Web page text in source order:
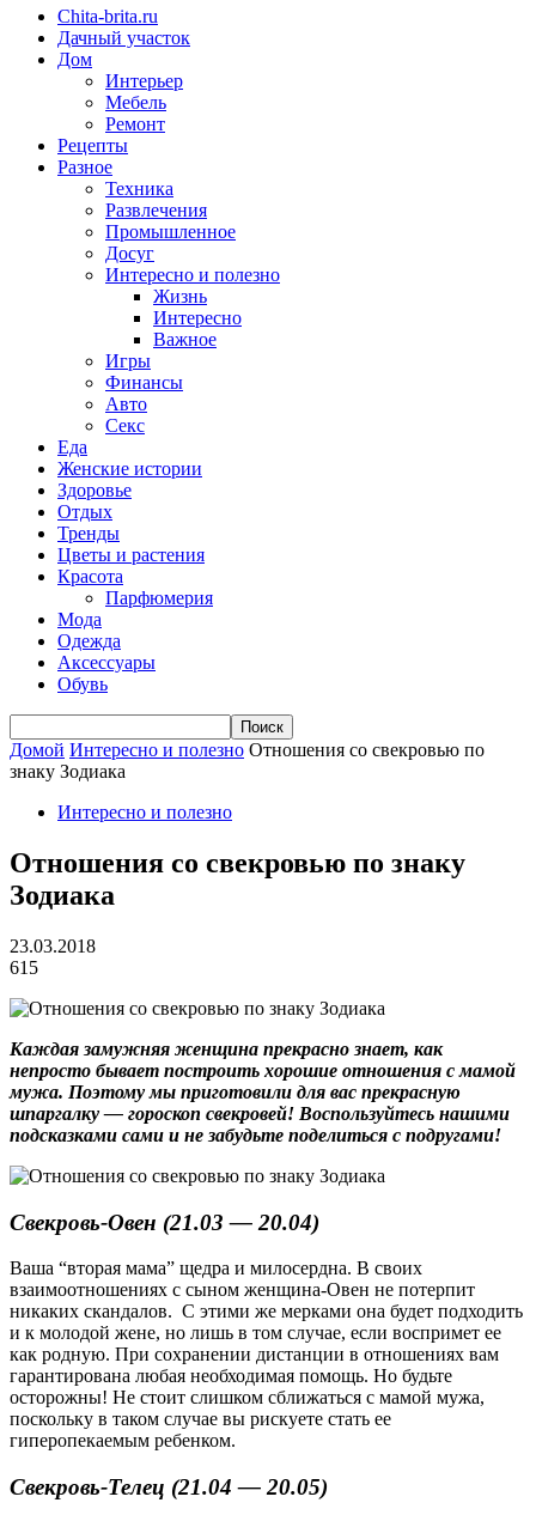
Chita-brita.ru
Дачный участок
Дом
Интерьер
Мебель
Ремонт
Рецепты
Разное
Техника
Развлечения
Промышленное
Досуг
Интересно и полезно
Жизнь
Интересно
Важное
Игры
Финансы
Авто
Секс
Еда
Женские истории
Здоровье
Отдых
Тренды
Цветы и растения
Красота
Парфюмерия
Мода
Одежда
Аксессуары
Обувь
Домой Интересно и полезно Отношения со свекровью по
знаку Зодиака
Интересно и полезно
Отношения со свекровью по знаку
Зодиака
23.03.2018
615
Каждая замужняя женщина прекрасно знает, как
непросто бывает построить хорошие отношения с мамой
мужа. Поэтому мы приготовили для вас прекрасную
шпаргалку — гороскоп свекровей! Воспользуйтесь нашими
подсказками сами и не забудьте поделиться с подругами!
Свекровь-Овен (21.03 — 20.04)
Ваша “вторая мама” щедра и милосердна. В своих
взаимоотношениях с сыном женщина-Овен не потерпит
никаких скандалов. С этими же мерками она будет подходить
и к молодой жене, но лишь в том случае, если воспримет ее
как родную. При сохранении дистанции в отношениях вам
гарантирована любая необходимая помощь. Но будьте
осторожны! Не стоит слишком сближаться с мамой мужа,
поскольку в таком случае вы рискуете стать ее
гиперопекаемым ребенком.
Свекровь-Телец (21.04 — 20.05)